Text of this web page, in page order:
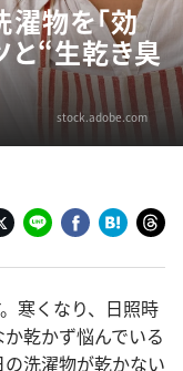
物を「効
と“生乾き臭
stock.adobe.com
寒くなり、日照時
乾かず悩んでいる
洗濯物が乾かない